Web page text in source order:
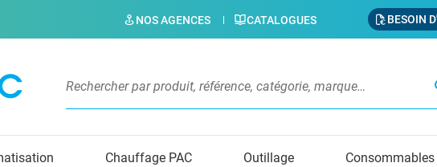
NOS AGENCES CATALOGUES BESOIN
Chauffage PAC Outillage Consommables